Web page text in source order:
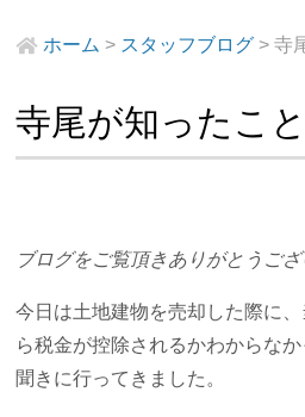
ホーム > スタッフブログ> 寺
寺尾が知ったこ
ブログをご覧頂きありがとうござ
今日は土地建物を売却した際に
ら税金が控除されるかわからな
聞きに行ってきました。